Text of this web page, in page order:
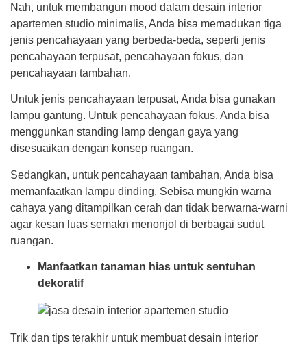
Nah, untuk membangun mood dalam desain interior
apartemen studio minimalis, Anda bisa memadukan tiga
jenis pencahayaan yang berbeda-beda, seperti jenis
pencahayaan terpusat, pencahayaan fokus, dan
pencahayaan tambahan.
Untuk jenis pencahayaan terpusat, Anda bisa gunakan
lampu gantung. Untuk pencahayaan fokus, Anda bisa
menggunkan standing lamp dengan gaya yang
disesuaikan dengan konsep ruangan.
Sedangkan, untuk pencahayaan tambahan, Anda bisa
memanfaatkan lampu dinding. Sebisa mungkin warna
cahaya yang ditampilkan cerah dan tidak berwarna-warni
agar kesan luas semakn menonjol di berbagai sudut
ruangan.
Manfaatkan tanaman hias untuk sentuhan
dekoratif
Trik dan tips terakhir untuk membuat desain interior